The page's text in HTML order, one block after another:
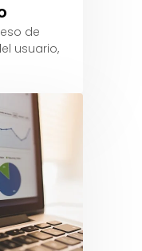
de
usuario,